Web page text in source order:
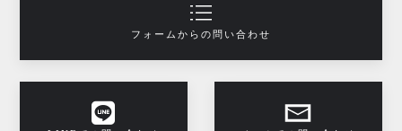
フォームからの問い合わせ